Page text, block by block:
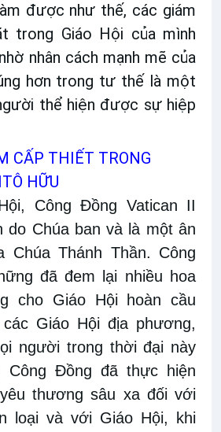
được như thế, các giám
trong Giáo Hội của mình
nhân cách mạnh mẽ của
hơn trong tư thế là một
thể hiện được sự hiệp
CẤP THIẾT TRONG
HỮU
Công Đồng Vatican II
do Chúa ban và là một ân
Chúa Thánh Thần. Công
đã đem lại nhiều hoa
cho Giáo Hội hoàn cầu
Giáo Hội địa phương,
người trong thời đại này
Công Đồng đã thực hiện
thương sâu xa đối với
loại và với Giáo Hội, khi